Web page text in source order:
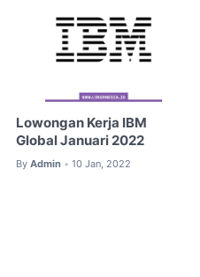
Lowongan Kerja IBM
Global Januari 2022
By Admin • 10 Jan, 2022